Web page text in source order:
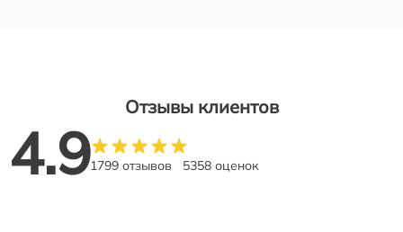
Отзывы клиентов
4.91799 отзывов 5358 оценок